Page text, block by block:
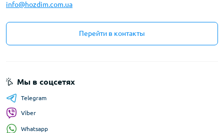
info@hozdim.com.ua
Перейти в контакты
Мы в соцсетях
Telegram
Viber
Whatsapp